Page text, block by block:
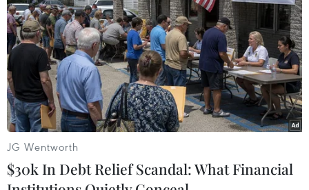
Văn phòng Chính phủ vừa có thông báo kết luận của
Phó Thủ tướng Trịnh Đình Dũng tại cuộc họp về tình hình
quan hệ thương mại Việt Nam với ASEAN.
JG Wentworth
$30k In Debt Relief Scandal: What Financial